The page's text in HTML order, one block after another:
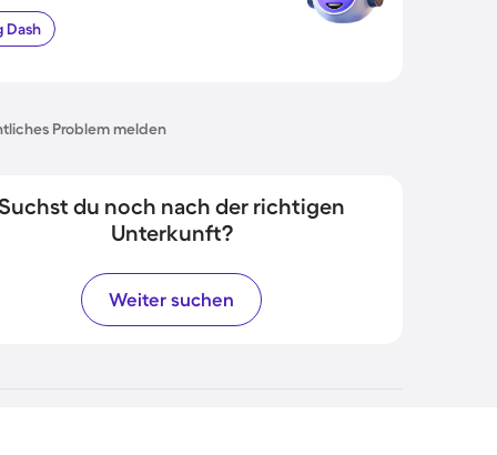
Dash
Problem melden
du noch nach der richtigen
Unterkunft?
Weiter suchen